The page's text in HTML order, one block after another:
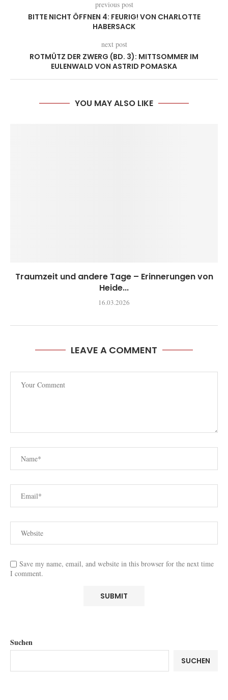
previous post
BITTE NICHT ÖFFNEN 4: FEURIG! VON CHARLOTTE
HABERSACK
next post
ROTMÜTZ DER ZWERG (BD. 3): MITTSOMMER IM
EULENWALD VON ASTRID POMASKA
YOU MAY ALSO LIKE
Traumzeit und andere Tage – Erinnerungen von
Heide...
16.03.2026
LEAVE A COMMENT
Save my name, email, and website in this browser for the next time
I comment.
Suchen
SUCHEN